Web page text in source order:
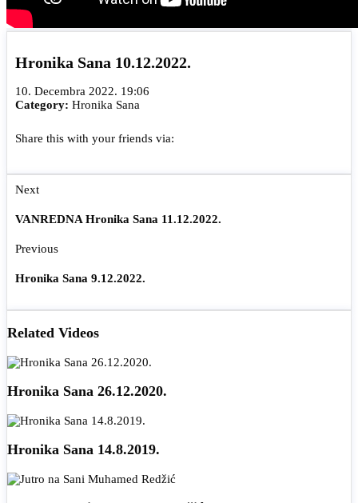
Hronika Sana 10.12.2022.
10. Decembra 2022. 19:06
Category: Hronika Sana
Share this with your friends via:
Next
VANREDNA Hronika Sana 11.12.2022.
Previous
Hronika Sana 9.12.2022.
Related Videos
Hronika Sana 26.12.2020.
Hronika Sana 14.8.2019.